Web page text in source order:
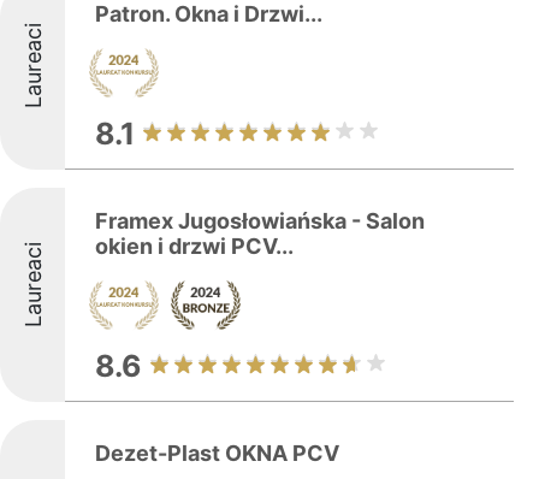
Laureaci
Patron. Okna i Drzwi...
8.1
Laureaci
Framex Jugosłowiańska - Salon
okien i drzwi PCV...
8.6
Dezet-Plast OKNA PCV